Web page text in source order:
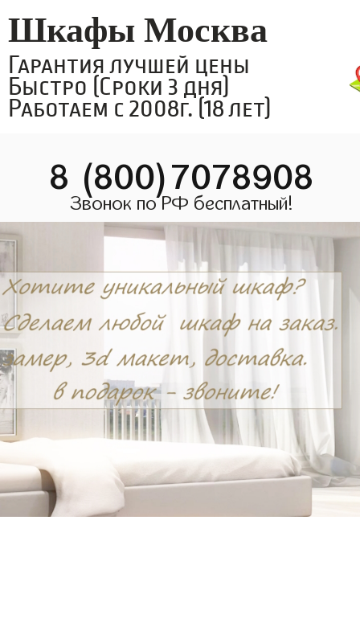
Шкафы Москва
Гарантия лучшей цены
Быстро (Сроки 3 дня)
Работаем с 2008г. (18 лет)
8 (800)7078908
Звонок по РФ бесплатный!